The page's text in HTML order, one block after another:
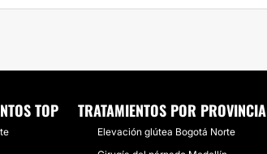
TOP TRATAMIENTOS POR PROVINCIA
Elevación glútea Bogotá Norte